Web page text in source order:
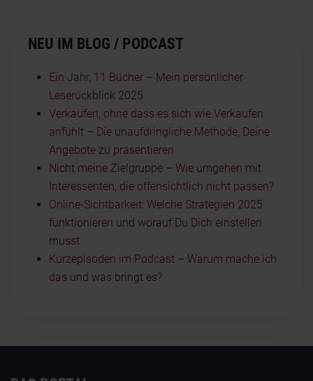
NEU IM BLOG / PODCAST
Ein Jahr, 11 Bücher – Mein persönlicher
Leserückblick 2025
Verkaufen, ohne dass es sich wie Verkaufen
anfühlt – Die unaufdringliche Methode, Deine
Angebote zu präsentieren
Nicht meine Zielgruppe – Wie umgehen mit
Interessenten, die offensichtlich nicht passen?
Online-Sichtbarkeit: Welche Strategien 2025
funktionieren und worauf Du Dich einstellen
musst
Kurzepisoden im Podcast – Warum mache ich
das und was bringt es?